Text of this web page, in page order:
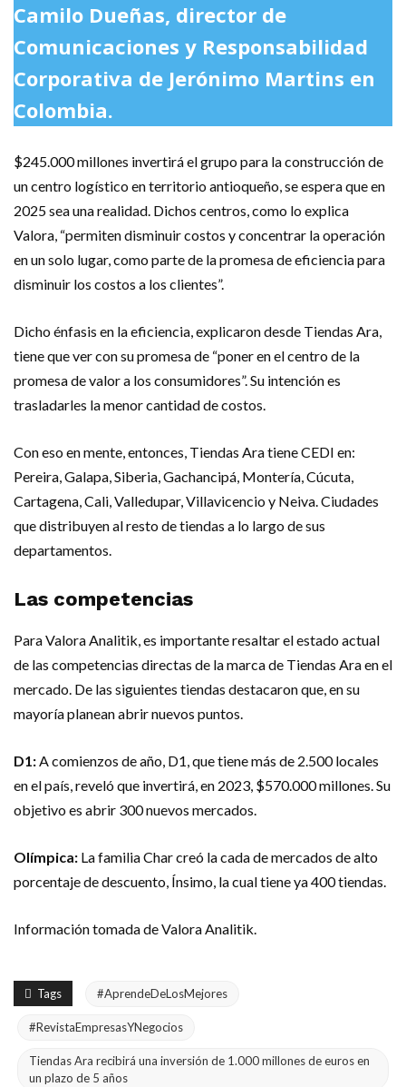
Camilo Dueñas, director de
Comunicaciones y Responsabilidad
Corporativa de Jerónimo Martins en
Colombia.
$245.000 millones invertirá el grupo para la construcción de
un centro logístico en territorio antioqueño, se espera que en
2025 sea una realidad. Dichos centros, como lo explica
Valora, “permiten disminuir costos y concentrar la operación
en un solo lugar, como parte de la promesa de eficiencia para
disminuir los costos a los clientes”.
Dicho énfasis en la eficiencia, explicaron desde Tiendas Ara,
tiene que ver con su promesa de “poner en el centro de la
promesa de valor a los consumidores”. Su intención es
trasladarles la menor cantidad de costos.
Con eso en mente, entonces, Tiendas Ara tiene CEDI en:
Pereira, Galapa, Siberia, Gachancipá, Montería, Cúcuta,
Cartagena, Cali, Valledupar, Villavicencio y Neiva. Ciudades
que distribuyen al resto de tiendas a lo largo de sus
departamentos.
Las competencias
Para Valora Analitik, es importante resaltar el estado actual
de las competencias directas de la marca de Tiendas Ara en el
mercado. De las siguientes tiendas destacaron que, en su
mayoría planean abrir nuevos puntos.
D1:A comienzos de año, D1, que tiene más de 2.500 locales
en el país, reveló que invertirá, en 2023, $570.000 millones. Su
objetivo es abrir 300 nuevos mercados.
Olímpica: La familia Char creó la cada de mercados de alto
porcentaje de descuento, Ínsimo, la cual tiene ya 400 tiendas.
Información tomada de Valora Analitik.
Tags #AprendeDeLosMejores
#RevistaEmpresasYNegocios
Tiendas Ara recibirá una inversión de 1.000 millones de euros en
un plazo de 5 años